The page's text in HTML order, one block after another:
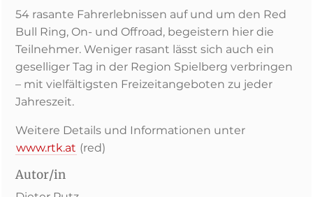
54 rasante Fahrerlebnissen auf und um den Red
Bull Ring, On- und Offroad, begeistern hier die
Teilnehmer. Weniger rasant lässt sich auch ein
geselliger Tag in der Region Spielberg verbringen
– mit vielfältigsten Freizeitangeboten zu jeder
Jahreszeit.
Weitere Details und Informationen unter
www.rtk.at (red)
Autor/in